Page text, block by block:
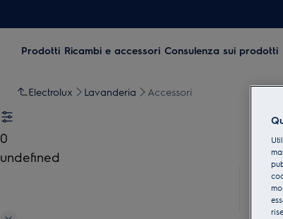
Prodotti Ricambi e accessori Consulenza sui prodotti
Electrolux Lavanderia Accessori
0
undefined